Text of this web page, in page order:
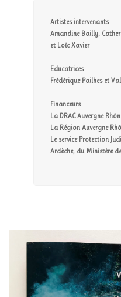
Artistes intervenants
Amandine Bailly,
et Loïc Xavier
Educatrices
Frédérique Pailhes et
Financeurs
La DRAC Auvergne
La Région Auvergne
Le service Protection
Ardèche, du Ministère